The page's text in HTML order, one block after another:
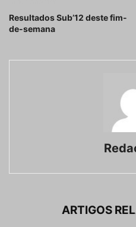
Resultados Sub’12 deste fim-
de-semana
ARTIGOS